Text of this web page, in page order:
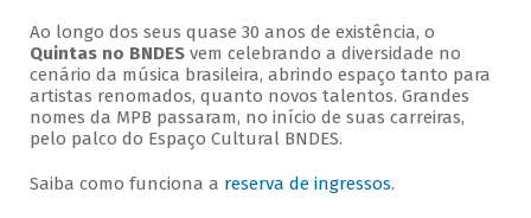
Ao longo dos seus quase 30 anos de existência, o
Quintas no BNDESvem celebrando a diversidade no
cenário da música brasileira, abrindo espaço tanto para
artistas renomados, quanto novos talentos. Grandes
nomes da MPB passaram, no início de suas carreiras,
pelo palco do Espaço Cultural BNDES.
Saiba como funciona a reserva de ingressos.